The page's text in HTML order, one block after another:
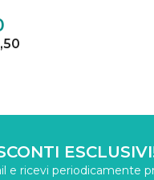
e ricevi periodicamente